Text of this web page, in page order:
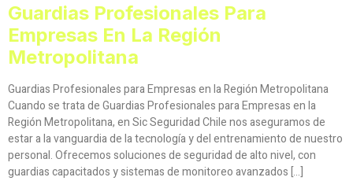
Guardias Profesionales Para
Empresas En La Región
Metropolitana
Guardias Profesionales para Empresas en la Región Metropolitana
Cuando se trata de Guardias Profesionales para Empresas en la
Región Metropolitana, en Sic Seguridad Chile nos aseguramos de
estar a la vanguardia de la tecnología y del entrenamiento de nuestro
personal. Ofrecemos soluciones de seguridad de alto nivel, con
guardias capacitados y sistemas de monitoreo avanzados […]